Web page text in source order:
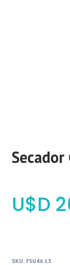
$
SKU: FSU46.13